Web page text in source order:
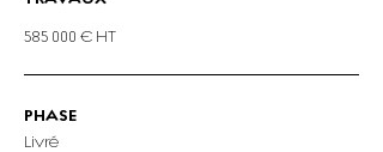
585 000 € HT
PHASE
Livré